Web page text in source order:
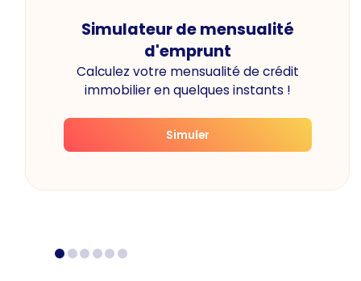
Simulateur de mensualité
d'emprunt
Calculez votre mensualité de crédit
immobilier en quelques instants !
Simuler